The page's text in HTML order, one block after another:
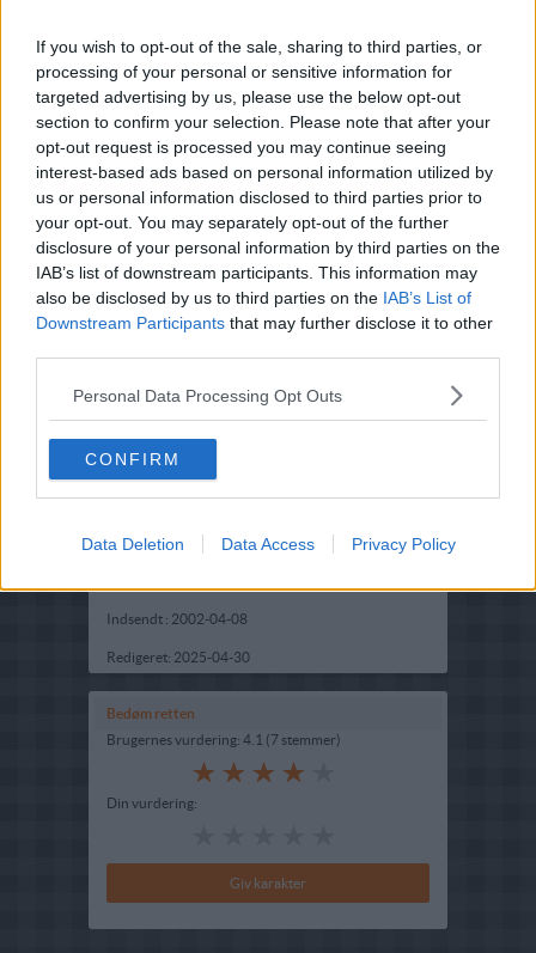
If you wish to opt-out of the sale, sharing to third parties, or
processing of your personal or sensitive information for
targeted advertising by us, please use the below opt-out
section to confirm your selection. Please note that after your
opt-out request is processed you may continue seeing
interest-based ads based on personal information utilized by
us or personal information disclosed to third parties prior to
your opt-out. You may separately opt-out of the further
disclosure of your personal information by third parties on the
IAB’s list of downstream participants. This information may
also be disclosed by us to third parties on the IAB’s List of
Downstream Participants that may further disclose it to other
Personal Data Processing Opt Outs
CONFIRM
Data Deletion Data Access Privacy Policy
Ret :Kold Dessert -Budding
Indsendt : 2002-04-08
Redigeret: 2025-04-30
Bedøm retten
Brugernes vurdering: 4.1 (7 stemmer)
Din vurdering: